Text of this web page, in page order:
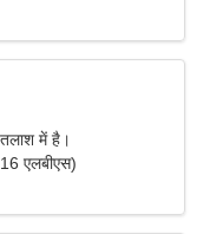
में है।
एलबीएस)